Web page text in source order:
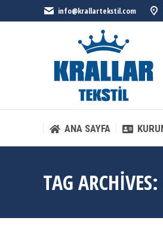
info@krallartekstil.com
ANA SAYFA
TAG ARCHIVES:
ANA SAYFA